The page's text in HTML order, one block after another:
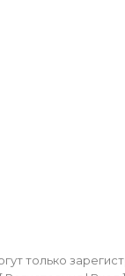
только